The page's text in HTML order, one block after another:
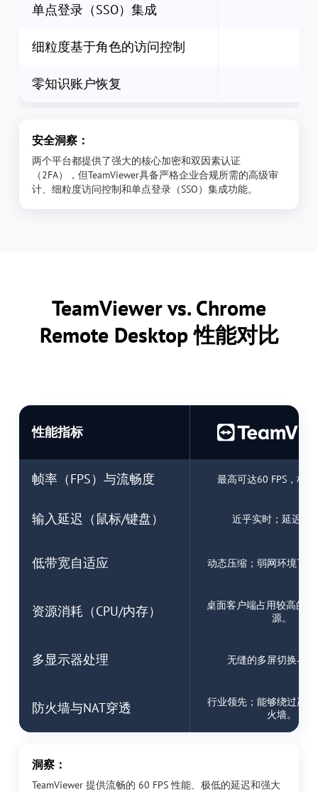
单点登录（SSO）集成
细粒度基于角色的访问控制
零知识账户恢复
安全洞察：
两个平台都提供了强大的核心加密和双因素认证
（2FA），但TeamViewer具备严格企业合规所需的高级审
计、细粒度访问控制和单点登录（SSO）集成功能。
TeamViewer vs. Chrome
Remote Desktop 性能对比
性能指标
帧率（FPS）与流畅度 最高可达60 FPS，极
输入延迟（鼠标/键盘） 近乎实时；延迟极
低带宽自适应 动态压缩；弱网环境下
资源消耗（CPU/内存）
桌面客户端占用较高的
源。
多显示器处理 无缝的多屏切换与
防火墙与NAT穿透
行业领先；能够绕过严
火墙。
洞察：
TeamViewer 提供流畅的 60 FPS 性能、极低的延迟和强大